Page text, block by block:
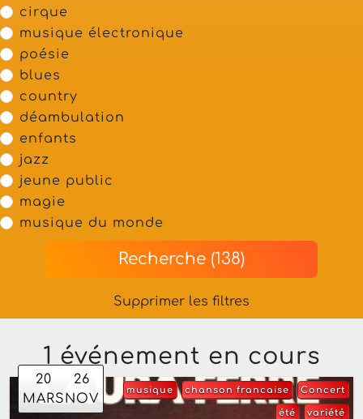
cirque
musique électronique
poésie
blues
country
déambulation
enfants
jazz
jeune public
magie
musique du monde
Recherche (138)
Supprimer les filtres
1 événement en cours
20
MARS
26
NOV
Concert
chanson francaise
musique
variété
été